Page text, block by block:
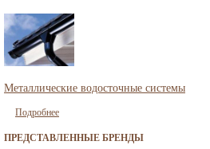
Металлические водосточные системы
Подробнее
ПРЕДСТАВЛЕННЫЕ БРЕНДЫ